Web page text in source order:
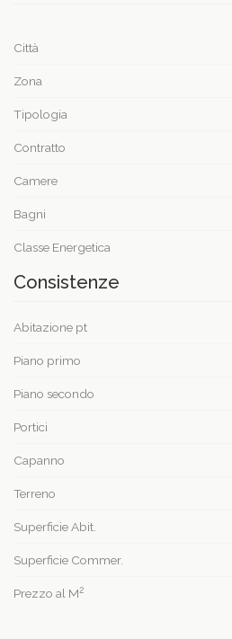
Città
Zona
Tipologia
Contratto
Camere
Bagni
Classe Energetica
Consistenze
Abitazione pt
Piano primo
Piano secondo
Portici
Capanno
Terreno
Superficie Abit.
Superficie Commer.
Prezzo al M2